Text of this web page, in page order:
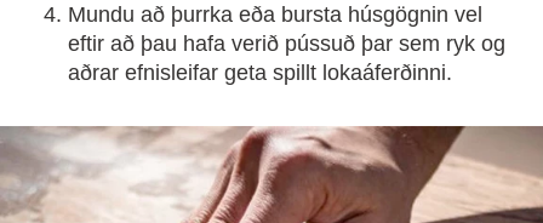
Mundu að þurrka eða bursta húsgögnin vel
eftir að þau hafa verið pússuð þar sem ryk og
aðrar efnisleifar geta spillt lokaáferðinni.